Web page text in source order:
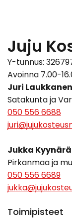
Juju
Y-tunnus:
Avoinna 7.00-
Juri Laukkanen
Satakunta ja
050 556 6688
Jukka
Pirkanmaa ja
050 556 6689
Toimipisteet